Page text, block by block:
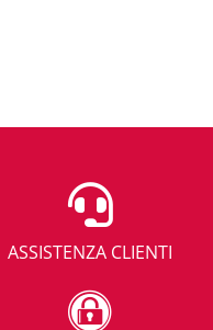
ASSISTENZA CLIENTI